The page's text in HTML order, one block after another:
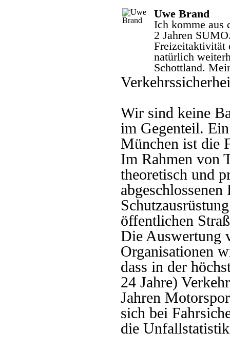
Uwe Brand
Ich komme aus
2 Jahren
Freizeitaktivität
natürlich
Schottland.
Wir sind keine
im Gegenteil.
München ist die
Im Rahmen von
theoretisch und
öffentlichen
Die Auswertung
Organisationen
dass in der
24 Jahre)
Jahren
sich bei
die